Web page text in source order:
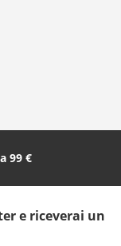
Italien (Deutsch)
99 €
e riceverai un